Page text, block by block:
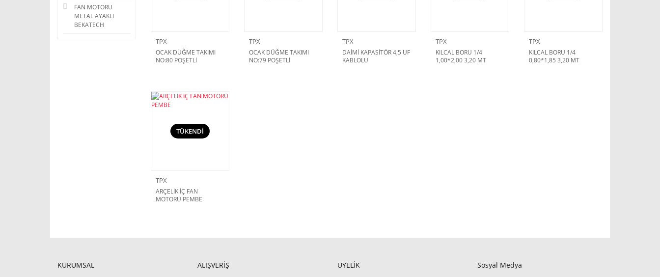
FAN MOTORU
METAL AYAKLI
BEKATECH
TPX
OCAK DÜĞME TAKIMI
NO:80 POŞETLİ
TPX
OCAK DÜĞME TAKIMI
NO:79 POŞETLİ
TPX
DAİMİ KAPASİTÖR 4,5 UF
KABLOLU
TPX
KILCAL BORU 1/4
1,00*2,00 3,20 MT
TPX
KILCAL BORU 1/4
0,80*1,85 3,20 MT
TÜKENDİ
TPX
ARÇELİK İÇ FAN
MOTORU PEMBE
KURUMSAL ALIŞVERİŞ ÜYELİK Sosyal Medya